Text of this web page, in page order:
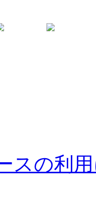
スの利